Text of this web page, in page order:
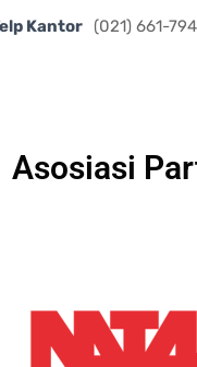
Kantor (021) 661-
Asosiasi